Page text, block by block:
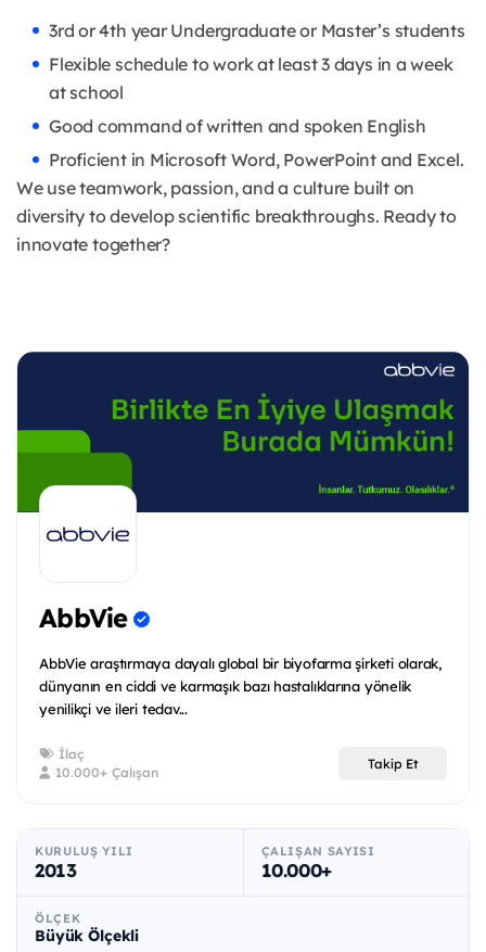
3rd or 4th year Undergraduate or Master’s students
Flexible schedule to work at least 3 days in a week
at school
Good command of written and spoken English
Proficient in Microsoft Word, PowerPoint and Excel.
We use teamwork, passion, and a culture built on
diversity to develop scientific breakthroughs. Ready to
innovate together?
AbbVie
AbbVie araştırmaya dayalı global bir biyofarma şirketi olarak,
dünyanın en ciddi ve karmaşık bazı hastalıklarına yönelik
yenilikçi ve ileri tedav...
İlaç
10.000+ Çalışan
Takip Et
KURULUŞ YILI
2013
ÇALIŞAN SAYISI
10.000+
ÖLÇEK
Büyük Ölçekli